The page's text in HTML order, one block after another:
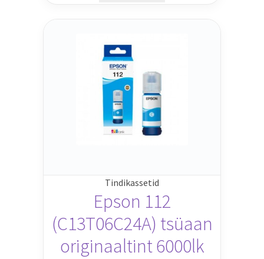
Tindikassetid
Epson 112
(C13T06C24A) tsüaan
originaaltint 6000lk